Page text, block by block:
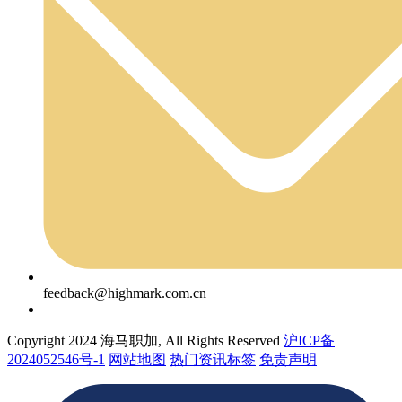
feedback@highmark.com.cn
Copyright 2024 海马职加, All Rights Reserved 沪ICP备
2024052546号-1 网站地图 热门资讯标签 免责声明